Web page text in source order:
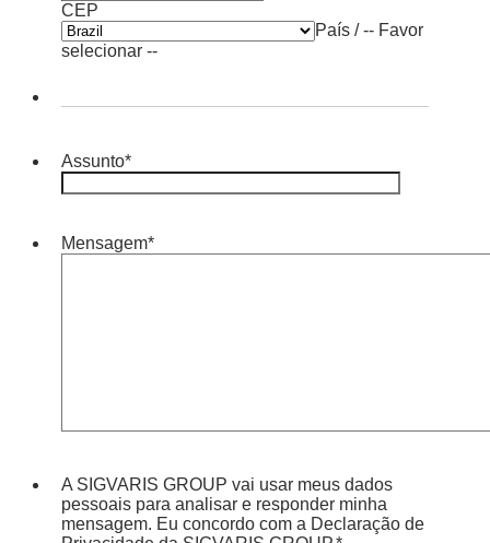
CEP
País / -- Favor
selecionar --
Assunto*
Mensagem*
A SIGVARIS GROUP vai usar meus dados
pessoais para analisar e responder minha
mensagem. Eu concordo com a Declaração de